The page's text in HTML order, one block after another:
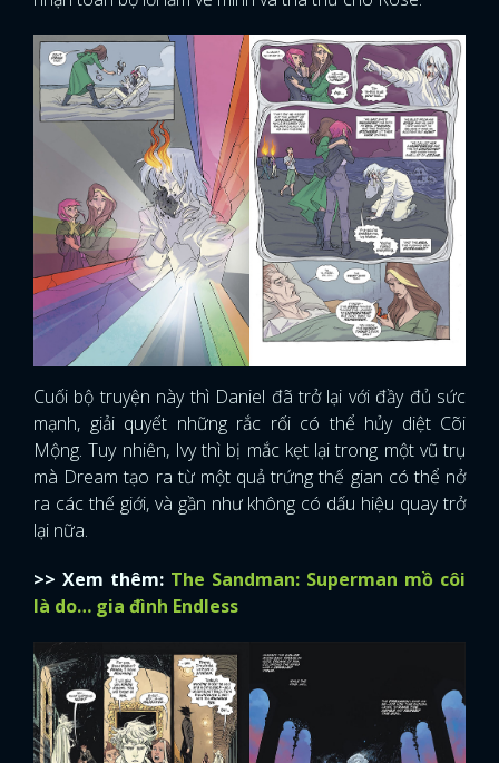
Cuối bộ truyện này thì Daniel đã trở lại với đầy đủ sức
mạnh, giải quyết những rắc rối có thể hủy diệt Cõi
Mộng. Tuy nhiên, Ivy thì bị mắc kẹt lại trong một vũ trụ
mà Dream tạo ra từ một quả trứng thế gian có thể nở
ra các thế giới, và gần như không có dấu hiệu quay trở
lại nữa.
>> Xem thêm: The Sandman: Superman mồ côi
là do… gia đình Endless